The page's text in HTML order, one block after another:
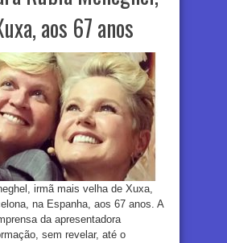
aos 67 anos
irmã mais velha de Xuxa,
na Espanha, aos 67 anos. A
da apresentadora
sem revelar, até o